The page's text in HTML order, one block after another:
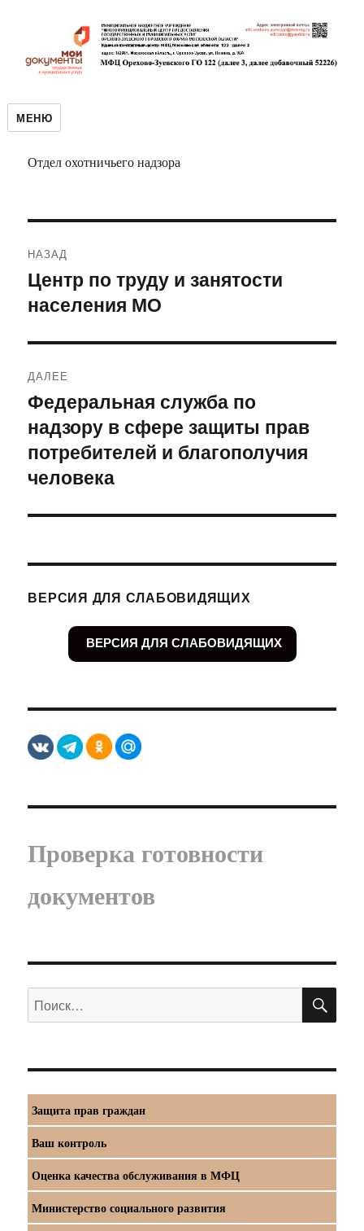
МЕНЮ
Отдел охотничьего надзора
по
записям
НАЗАД
Предыдущая
запись:
Центр по труду и занятости
населения МО
ДАЛЕЕ
Следующая
запись:
Федеральная служба по
надзору в сфере защиты прав
потребителей и благополучия
человека
ВЕРСИЯ ДЛЯ СЛАБОВИДЯЩИХ
ВЕРСИЯ ДЛЯ СЛАБОВИДЯЩИХ
Проверка готовности
документов
Искать:
Защита прав граждан
Ваш контроль
Оценка качества обслуживания в МФЦ
Министерство социального развития